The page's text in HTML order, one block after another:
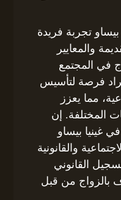
بيساو تجربة فريدة
والمعايير
في المجتمع
فرصة لتأسيس
مما يعزز
المختلفة. إن
غينيا بيساو
والقانونية
القانوني
بالزواج من قبل